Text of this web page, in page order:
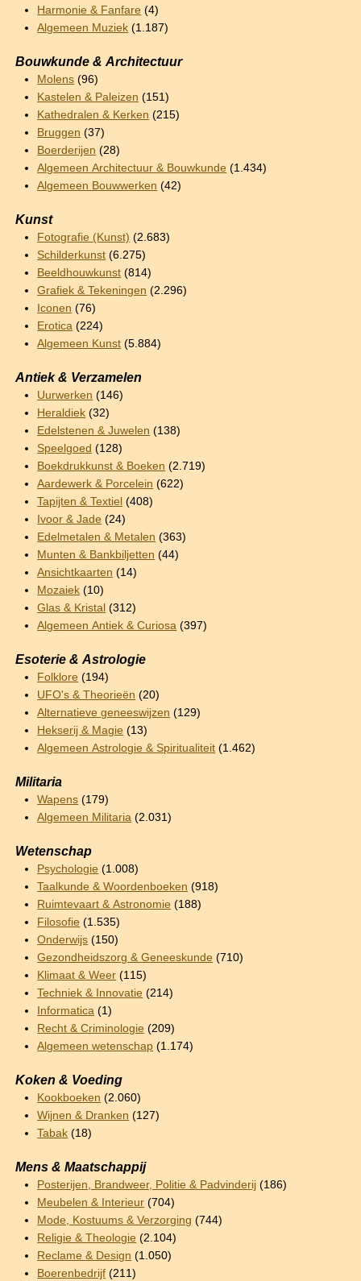
Harmonie & Fanfare (4)
Algemeen Muziek (1.187)
Bouwkunde & Architectuur
Molens (96)
Kastelen & Paleizen (151)
Kathedralen & Kerken (215)
Bruggen (37)
Boerderijen (28)
Algemeen Architectuur & Bouwkunde (1.434)
Algemeen Bouwwerken (42)
Kunst
Fotografie (Kunst) (2.683)
Schilderkunst (6.275)
Beeldhouwkunst (814)
Grafiek & Tekeningen (2.296)
Iconen (76)
Erotica (224)
Algemeen Kunst (5.884)
Antiek & Verzamelen
Uurwerken (146)
Heraldiek (32)
Edelstenen & Juwelen (138)
Speelgoed (128)
Boekdrukkunst & Boeken (2.719)
Aardewerk & Porcelein (622)
Tapijten & Textiel (408)
Ivoor & Jade (24)
Edelmetalen & Metalen (363)
Munten & Bankbiljetten (44)
Ansichtkaarten (14)
Mozaiek (10)
Glas & Kristal (312)
Algemeen Antiek & Curiosa (397)
Esoterie & Astrologie
Folklore (194)
UFO's & Theorieën (20)
Alternatieve geneeswijzen (129)
Hekserij & Magie (13)
Algemeen Astrologie & Spiritualiteit (1.462)
Militaria
Wapens (179)
Algemeen Militaria (2.031)
Wetenschap
Psychologie (1.008)
Taalkunde & Woordenboeken (918)
Ruimtevaart & Astronomie (188)
Filosofie (1.535)
Onderwijs (150)
Gezondheidszorg & Geneeskunde (710)
Klimaat & Weer (115)
Techniek & Innovatie (214)
Informatica (1)
Recht & Criminologie (209)
Algemeen wetenschap (1.174)
Koken & Voeding
Kookboeken (2.060)
Wijnen & Dranken (127)
Tabak (18)
Mens & Maatschappij
Posterijen, Brandweer, Politie & Padvinderij (186)
Meubelen & Interieur (704)
Mode, Kostuums & Verzorging (744)
Religie & Theologie (2.104)
Reclame & Design (1.050)
Boerenbedrijf (211)